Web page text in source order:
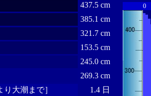
437.5 cm
385.1 cm
321.7 cm
153.5 cm
245.0 cm
269.3 cm
大潮まで］
1.4 日
0